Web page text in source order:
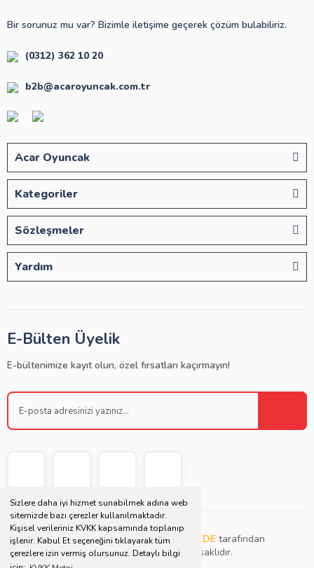
Sizlere daha iyi hizmet sunabilmek adına web
sitemizde bazı çerezler kullanılmaktadır.
Kişisel verileriniz KVKK kapsamında toplanıp
işlenir. Kabul Et seçeneğini tıklayarak tüm
çerezlere izin vermiş olursunuz. Detaylı bilgi
Bir sorunuz mu var? Bizimle iletişime geçerek çözüm bulabiliriz.
(0312) 362 10 20
b2b@acaroyuncak.com.tr
Acar Oyuncak
Kategoriler
Sözleşmeler
Yardım
E-Bülten Üyelik
E-bültenimize kayıt olun, özel fırsatları kaçırmayın!
Copyright © 2021 | Bu websitesiMüjdat DEDE tarafından
tasarlanmış ve düzenlenmiştir. Tüm hakları saklıdır.